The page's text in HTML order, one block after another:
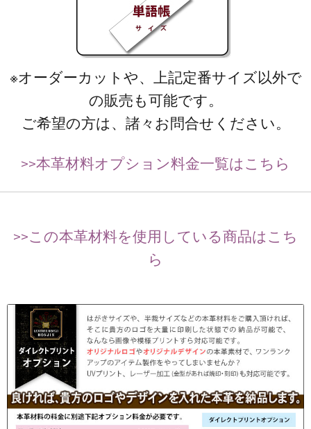
※オーダーカットや、上記定番サイズ以外で
の販売も可能です。
ご希望の方は、諸々お問合せください。
>>本革材料オプション料金一覧はこちら
>>この本革材料を使用している商品はこち
ら